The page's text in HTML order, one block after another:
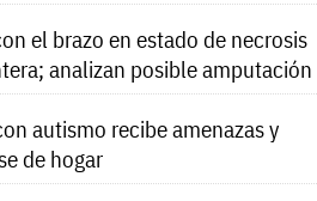
el brazo en estado de necrosis
analizan posible amputación
autismo recibe amenazas y
de hogar